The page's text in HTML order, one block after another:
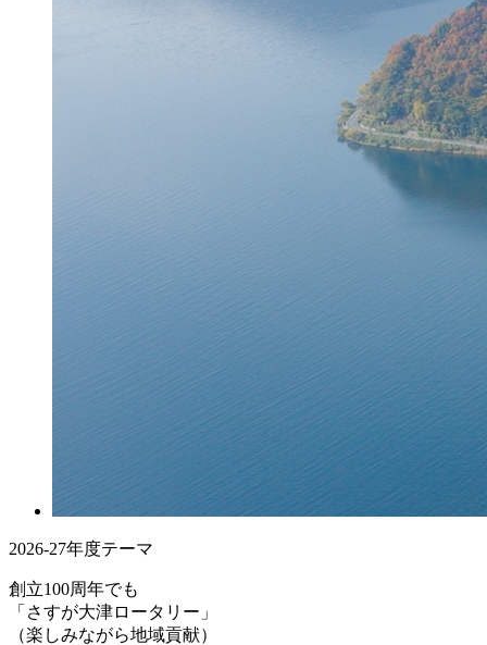
2026-27年度テーマ
創立100周年でも
「さすが大津ロータリー」
（楽しみながら地域貢献）